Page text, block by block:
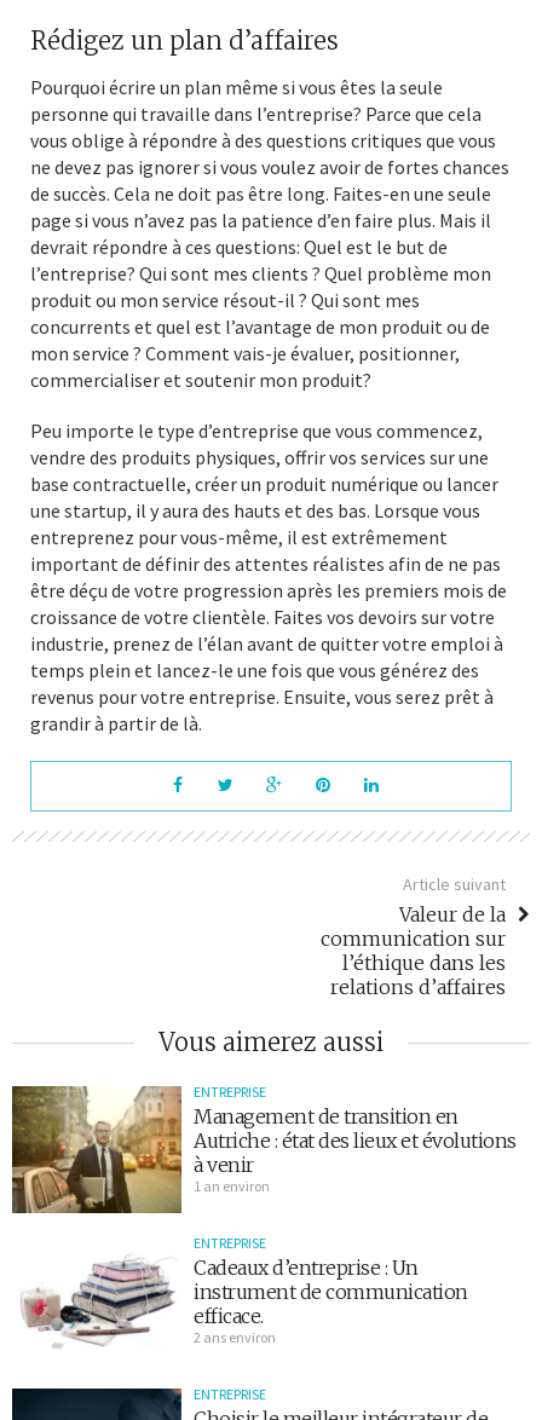
Rédigez un plan d’affaires
Pourquoi écrire un plan même si vous êtes la seule
personne qui travaille dans l’entreprise? Parce que cela
vous oblige à répondre à des questions critiques que vous
ne devez pas ignorer si vous voulez avoir de fortes chances
de succès. Cela ne doit pas être long. Faites-en une seule
page si vous n’avez pas la patience d’en faire plus. Mais il
devrait répondre à ces questions: Quel est le but de
l’entreprise? Qui sont mes clients ? Quel problème mon
produit ou mon service résout-il ? Qui sont mes
concurrents et quel est l’avantage de mon produit ou de
mon service ? Comment vais-je évaluer, positionner,
commercialiser et soutenir mon produit?
Peu importe le type d’entreprise que vous commencez,
vendre des produits physiques, offrir vos services sur une
base contractuelle, créer un produit numérique ou lancer
une startup, il y aura des hauts et des bas. Lorsque vous
entreprenez pour vous-même, il est extrêmement
important de définir des attentes réalistes afin de ne pas
être déçu de votre progression après les premiers mois de
croissance de votre clientèle. Faites vos devoirs sur votre
industrie, prenez de l’élan avant de quitter votre emploi à
temps plein et lancez-le une fois que vous générez des
revenus pour votre entreprise. Ensuite, vous serez prêt à
grandir à partir de là.
Article suivant
Valeur de la
communication sur
l’éthique dans les
relations d’affaires
Vous aimerez aussi
ENTREPRISE
Management de transition en
Autriche : état des lieux et évolutions
à venir
1 an environ
ENTREPRISE
Cadeaux d’entreprise : Un
instrument de communication
efficace.
2 ans environ
ENTREPRISE